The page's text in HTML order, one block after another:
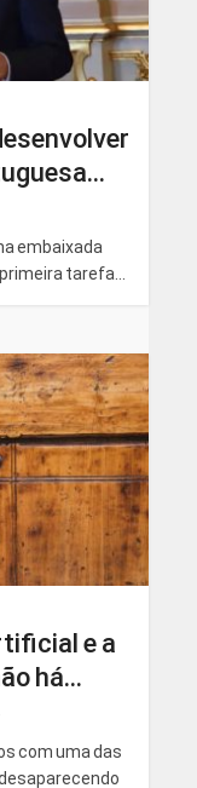
embaixada
tarefa...
e a
há...
com uma das